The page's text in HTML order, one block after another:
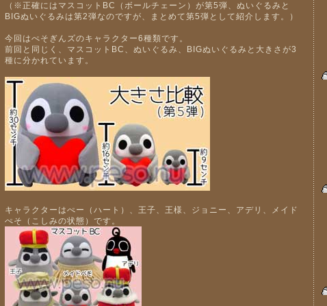
（※正確にはマスコットBC（ボールチェーン）が第5弾、ぬいぐるみと
BIGぬいぐるみは第2弾なのですが、まとめて第5弾として紹介します。）
今回はぺそぎんズのキャラクター6種類です。
前回と同じく、マスコットBC、ぬいぐるみ、BIGぬいぐるみと大きさが3
種に分かれています。
キャラクターはぺー（ハート）、王子、王様、ジョニー、アデリ、メイド
ぺそ（こしみの状態）です。